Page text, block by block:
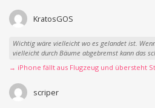
KratosGOS
Wichtig wäre vielleicht wo es gelandet ist.
vielleicht durch Bäume abgebremst kann das
→ iPhone fällt aus Flugzeug und übersteht
scriper